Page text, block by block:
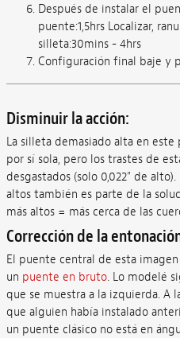
Después de instalar el
puente:1,5hrs Localizar,
silleta:30mins - 4hrs
Configuración final baje y
Disminuir la acción:
La silleta demasiado alta en este
por sí sola, pero los trastes de
desgastados (solo 0,022" de
altos también es parte de la
más altos = más cerca de las
Corrección de la
El puente central de esta
un puente en bruto. Lo modelé
que se muestra a la izquierda. A
que alguien había instalado
un puente clásico no está en